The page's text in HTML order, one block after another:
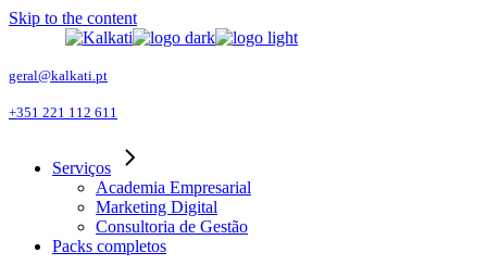
Skip to the content
geral@kalkati.pt
+351 221 112 611
Serviços
Academia Empresarial
Marketing Digital
Consultoria de Gestão
Packs completos